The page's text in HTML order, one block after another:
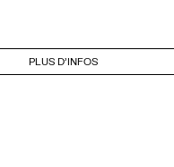
PLUS D'INFOS